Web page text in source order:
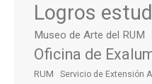
Logros
Museo de Arte del RUM
Oficina de
RUM Servicio de Extensión